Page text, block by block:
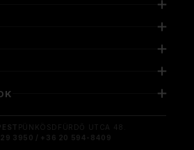
PÜNKÖSDFÜRDŐ UTCA 48.
3950 / +36 20 594-8409